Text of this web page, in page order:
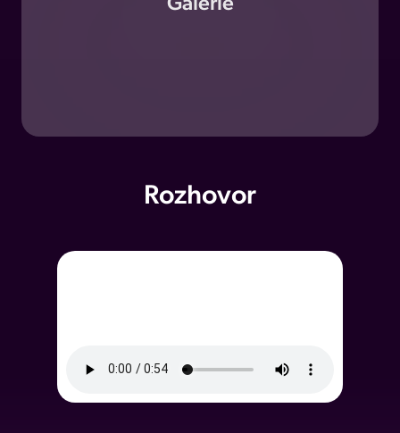
Rozhovor